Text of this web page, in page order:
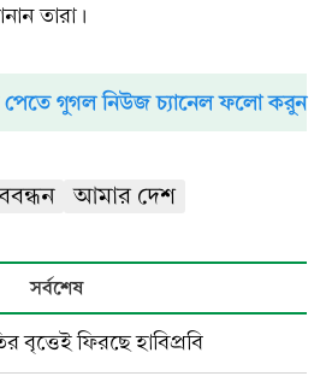
তারা।
গুগল নিউজ চ্যানেল ফলো করুন
আমার দেশ
সর্বশেষ
বৃত্তেই ফিরছে হাবিপ্রবি